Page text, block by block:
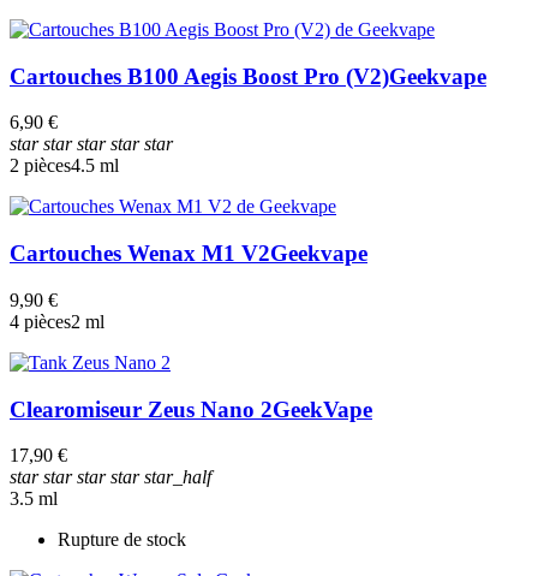
Cartouches B100 Aegis Boost Pro (V2)Geekvape
6,90 €
starstarstarstarstar
2 pièces4.5 ml
Cartouches Wenax M1 V2Geekvape
9,90 €
4 pièces2 ml
Clearomiseur Zeus Nano 2GeekVape
17,90 €
starstarstarstarstar_half
3.5 ml
Rupture de stock